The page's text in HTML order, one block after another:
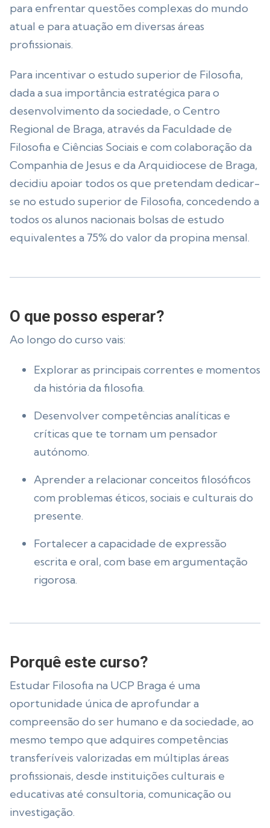
para enfrentar questões complexas do mundo
atual e para atuação em diversas áreas
profissionais.
Para incentivar o estudo superior de Filosofia,
dada a sua importância estratégica para o
desenvolvimento da sociedade, o Centro
Regional de Braga, através da Faculdade de
Filosofia e Ciências Sociais e com colaboração da
Companhia de Jesus e da Arquidiocese de Braga,
decidiu apoiar todos os que pretendam dedicar-
se no estudo superior de Filosofia, concedendo a
todos os alunos nacionais bolsas de estudo
equivalentes a 75% do valor da propina mensal.
O que posso esperar?
Ao longo do curso vais:
Explorar as principais correntes e momentos
da história da filosofia.
Desenvolver competências analíticas e
críticas que te tornam um pensador
autónomo.
Aprender a relacionar conceitos filosóficos
com problemas éticos, sociais e culturais do
presente.
Fortalecer a capacidade de expressão
escrita e oral, com base em argumentação
rigorosa.
Porquê este curso?
Estudar Filosofia na UCP Braga é uma
oportunidade única de aprofundar a
compreensão do ser humano e da sociedade, ao
mesmo tempo que adquires competências
transferíveis valorizadas em múltiplas áreas
profissionais, desde instituições culturais e
educativas até consultoria, comunicação ou
investigação.